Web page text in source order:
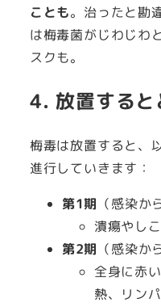
ことも。治ったと勘
は梅毒菌がじわじわ
スクも。
4. 放置すると
梅毒は放置すると、
進行していきます：
第1期 （感染か
潰瘍やし
第2期 （感染か
全身に赤
熱、リン